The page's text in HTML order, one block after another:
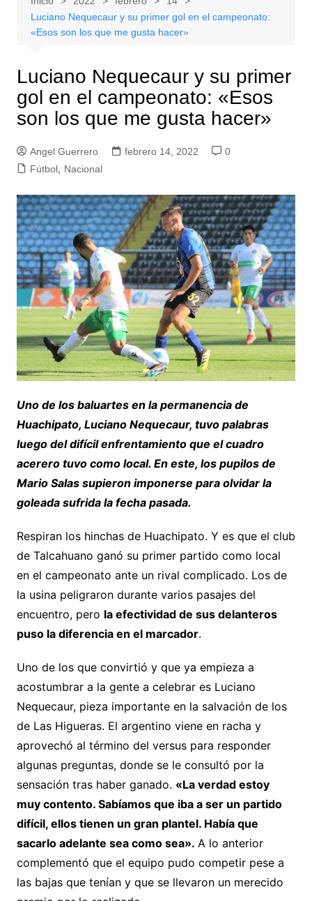
Luciano Nequecaur y su primer gol en el campeonato:
«Esos son los que me gusta hacer»
Luciano Nequecaur y su primer
gol en el campeonato: «Esos
son los que me gusta hacer»
Angel Guerrero febrero 14, 2022
0
Fútbol, Nacional
Uno de los baluartes en la permanencia de
Huachipato, Luciano Nequecaur, tuvo palabras
luego del difícil enfrentamiento que el cuadro
acerero tuvo como local. En este, los pupilos de
Mario Salas supieron imponerse para olvidar la
goleada sufrida la fecha pasada.
Respiran los hinchas de Huachipato. Y es que el club
de Talcahuano ganó su primer partido como local
en el campeonato ante un rival complicado. Los de
la usina peligraron durante varios pasajes del
encuentro, pero la efectividad de sus delanteros
puso la diferencia en el marcador.
Uno de los que convirtió y que ya empieza a
acostumbrar a la gente a celebrar es Luciano
Nequecaur, pieza importante en la salvación de los
de Las Higueras. El argentino viene en racha y
aprovechó al término del versus para responder
algunas preguntas, donde se le consultó por la
sensación tras haber ganado. «La verdad estoy
muy contento. Sabíamos que iba a ser un partido
difícil, ellos tienen un gran plantel. Había que
sacarlo adelante sea como sea». A lo anterior
complementó que el equipo pudo competir pese a
las bajas que tenían y que se llevaron un merecido